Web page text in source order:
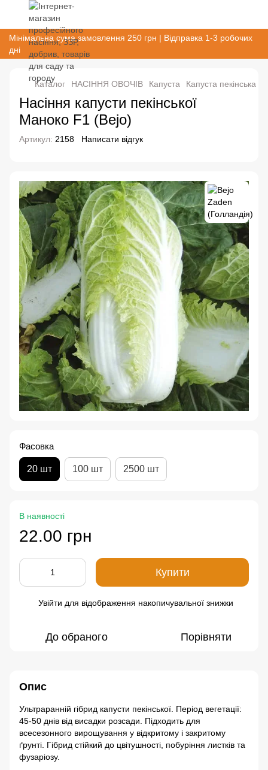
Мінімальна сума замовлення 250 грн | Відправка 1-3 робочих
дні
Каталог НАСІННЯ ОВОЧІВ Капуста Капуста пекінська
Насіння капусти пекінської
Маноко F1 (Bejo)
Артикул: 2158 Написати відгук
Фасовка
20 шт 100 шт 2500 шт
В наявності
22.00 грн
Купити
Увійти для відображення накопичувальної знижки
До обраного Порівняти
Опис
Ультраранній гібрид капусти пекінської. Період вегетації:
45-50 днів від висадки розсади. Підходить для
всесезонного вирощування у відкритому і закритому
ґрунті. Гібрид стійкий до цвітушності, побуріння листків та
фузаріозу.